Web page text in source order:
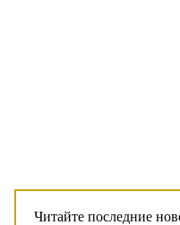
Читайте последние